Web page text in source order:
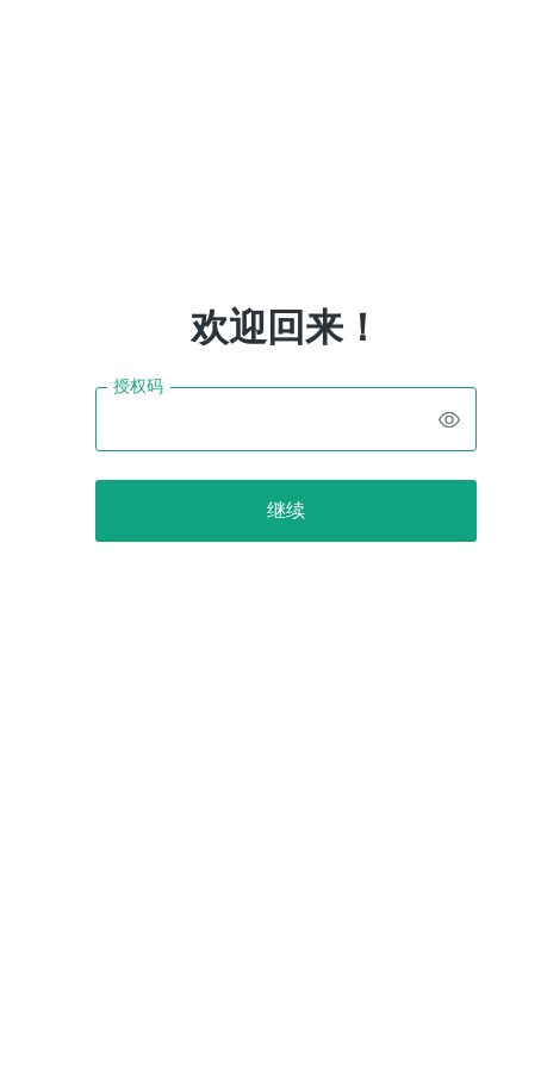
欢迎回来！
授权码
显示 授权码
继续